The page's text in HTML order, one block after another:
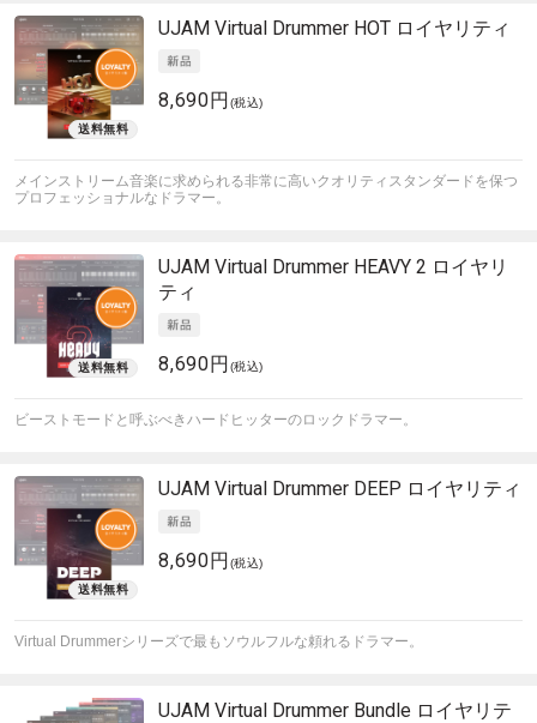
UJAM Virtual Drummer HOT ロイヤリティ
8,690円 (税込)
メインストリーム音楽に求められる非常に高いクオリティスタンダードを保つ
プロフェッショナルなドラマー。
UJAM Virtual Drummer HEAVY 2 ロイヤリ
ティ
8,690円 (税込)
ビーストモードと呼ぶべきハードヒッターのロックドラマー。
UJAM Virtual Drummer DEEP ロイヤリティ
8,690円 (税込)
Virtual Drummerシリーズで最もソウルフルな頼れるドラマー。
UJAM Virtual Drummer Bundle ロイヤリテ